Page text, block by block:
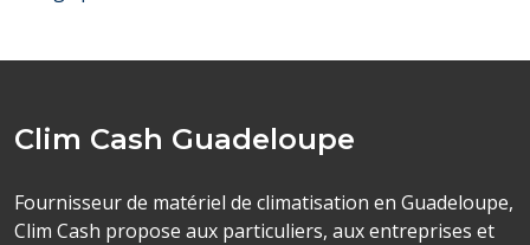
Clim Cash Guadeloupe
Fournisseur de matériel de climatisation en Guadeloupe,
Clim Cash propose aux particuliers, aux entreprises et